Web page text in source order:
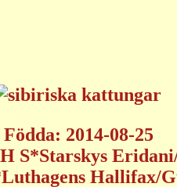
Födda: 2014-08-25
S*Starskys
Hallifax/